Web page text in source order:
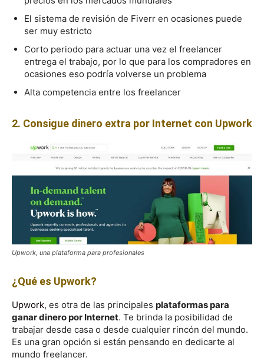
El sistema de revisión de Fiverr en ocasiones puede
ser muy estricto
Corto periodo para actuar una vez el freelancer
entrega el trabajo, por lo que para los compradores en
ocasiones eso podría volverse un problema
Alta competencia entre los freelancer
2. Consigue dinero extra por Internet con Upwork
Upwork, una plataforma para profesionales
¿Qué es Upwork?
Upwork, es otra de las principales plataformas para
ganar dinero por Internet. Te brinda la posibilidad de
trabajar desde casa o desde cualquier rincón del mundo.
Es una gran opción si están pensando en dedicarte al
mundo freelancer.